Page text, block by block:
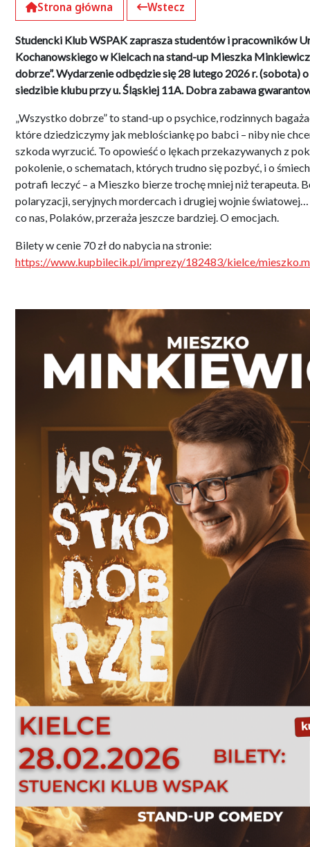
Strona główna
Wstecz
Studencki Klub WSPAK zaprasza studentów i pracowników
Kochanowskiego w Kielcach na stand-up Mieszka
dobrze”. Wydarzenie odbędzie się 28 lutego 2026 r. (sobota)
siedzibie klubu przy u. Śląskiej 11A. Dobra zabawa
„Wszystko dobrze” to stand-up o psychice, rodzinnych
które dziedziczymy jak meblościankę po babci – niby nie
szkoda wyrzucić. To opowieść o lękach przekazywanych z
pokolenie, o schematach, których trudno się pozbyć, i o
potrafi leczyć – a Mieszko bierze trochę mniej niż terapeuta.
polaryzacji, seryjnych mordercach i drugiej wojnie światowej…
co nas, Polaków, przeraża jeszcze bardziej. O emocjach.
Bilety w cenie 70 zł do nabycia na stronie:
https://www.kupbilecik.pl/imprezy/182483/kielce/